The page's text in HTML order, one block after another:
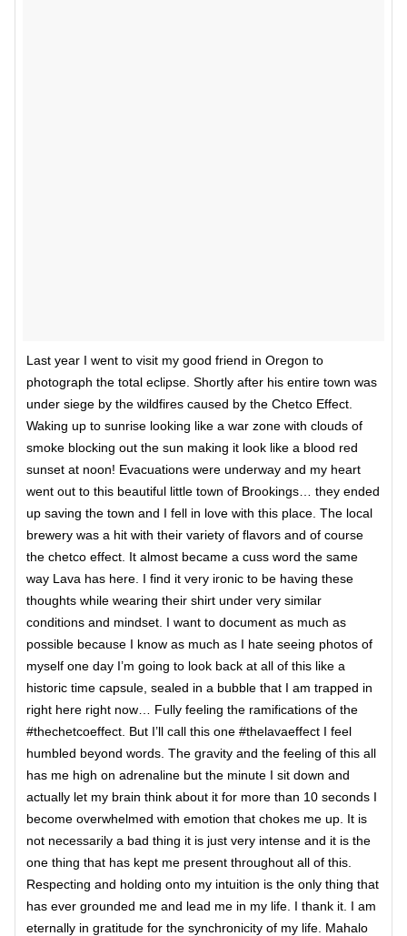
Last year I went to visit my good friend in Oregon to
photograph the total eclipse. Shortly after his entire town was
under siege by the wildfires caused by the Chetco Effect.
Waking up to sunrise looking like a war zone with clouds of
smoke blocking out the sun making it look like a blood red
sunset at noon! Evacuations were underway and my heart
went out to this beautiful little town of Brookings… they ended
up saving the town and I fell in love with this place. The local
brewery was a hit with their variety of flavors and of course
the chetco effect. It almost became a cuss word the same
way Lava has here. I find it very ironic to be having these
thoughts while wearing their shirt under very similar
conditions and mindset. I want to document as much as
possible because I know as much as I hate seeing photos of
myself one day I’m going to look back at all of this like a
historic time capsule, sealed in a bubble that I am trapped in
right here right now… Fully feeling the ramifications of the
#thechetcoeffect. But I’ll call this one #thelavaeffect I feel
humbled beyond words. The gravity and the feeling of this all
has me high on adrenaline but the minute I sit down and
actually let my brain think about it for more than 10 seconds I
become overwhelmed with emotion that chokes me up. It is
not necessarily a bad thing it is just very intense and it is the
one thing that has kept me present throughout all of this.
Respecting and holding onto my intuition is the only thing that
has ever grounded me and lead me in my life. I thank it. I am
eternally in gratitude for the synchronicity of my life. Mahalo